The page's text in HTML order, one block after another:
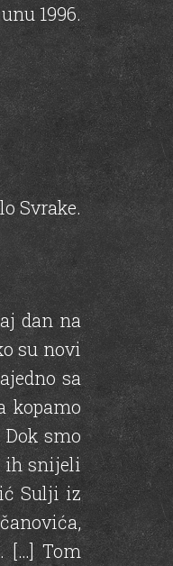
1996.
Svrake.
dan na
su novi
sa
kopamo
smo
ih snijeli
Sulji iz
[…] Tom